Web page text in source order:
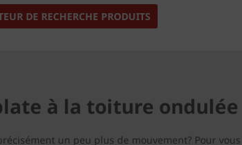
DE RECHERCHE PRODUITS
à la toiture ondulée
un peu plus de mouvement? Pour